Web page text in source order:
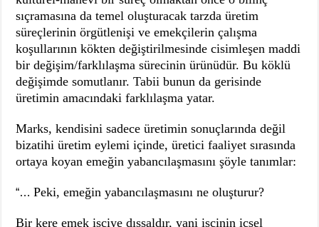
sıçramasına da temel oluşturacak tarzda üretim
süreçlerinin örgütlenişi ve emekçilerin çalışma
koşullarının kökten değiştirilmesinde cisimleşen maddi
bir değişim/farklılaşma sürecinin ürünüdür. Bu köklü
değişimde somutlanır. Tabii bunun da gerisinde
üretimin amacındaki farklılaşma yatar.
Marks, kendisini sadece üretimin sonuçlarında değil
bizatihi üretim eylemi içinde, üretici faaliyet sırasında
ortaya koyan emeğin yabancılaşmasını şöyle tanımlar:
“…Peki, emeğin yabancılaşmasını ne oluşturur?
Bir kere emek işçiye dışsaldır, yani işçinin içsel